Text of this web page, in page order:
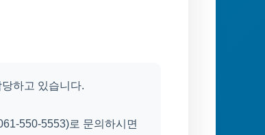
하고 있습니다.
550-5553)로 문의하시면